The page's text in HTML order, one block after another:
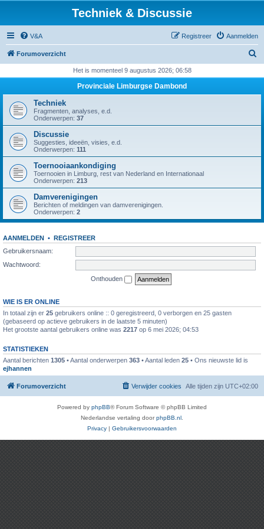
Techniek & Discussie
V&A Aanmelden
Registreer
Forumoverzicht
k
Het is momenteel 9 augustus 2026; 06:58
Provinciale Limburgse Dambond
Techniek
Fragmenten, analyses, e.d.
Onderwerpen: 37
Discussie
Suggesties, ideeën, visies, e.d.
Onderwerpen: 111
Toernooiaankondiging
Toernooien in Limburg, rest van Nederland en Internationaal
Onderwerpen: 213
Damverenigingen
Berichten of meldingen van damverenigingen.
Onderwerpen: 2
AANMELDEN • REGISTREER
Gebruikersnaam:
Wachtwoord:
Onthouden
WIE IS ER ONLINE
In totaal zijn er 25 gebruikers online :: 0 geregistreerd, 0 verborgen en 25 gasten
(gebaseerd op actieve gebruikers in de laatste 5 minuten)
Het grootste aantal gebruikers online was 2217 op 6 mei 2026; 04:53
STATISTIEKEN
Aantal berichten 1305 • Aantal onderwerpen 363 • Aantal leden 25 • Ons nieuwste lid is
ejhannen
Forumoverzicht Alle tijden zijn UTC+02:00
Verwijder cookies
Powered by phpBB® Forum Software © phpBB Limited
Nederlandse vertaling doorphpBB.nl
Privacy | Gebruikersvoorwaarden